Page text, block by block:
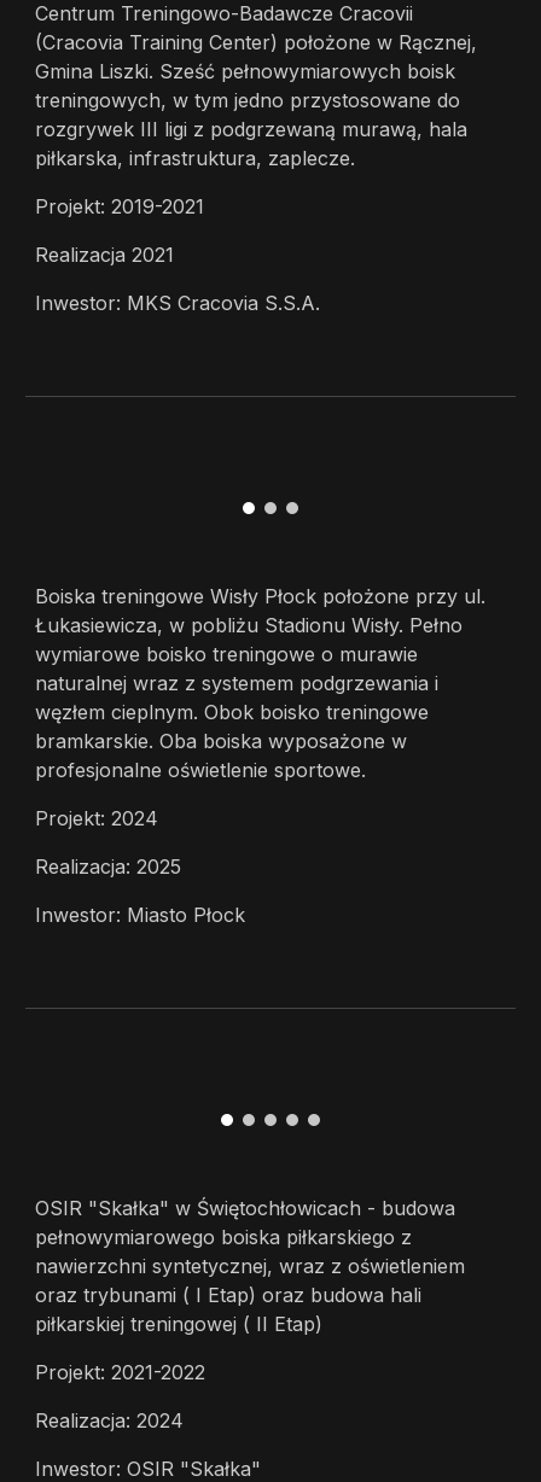
Centrum Treningowo-Badawcze Cracovii
(Cracovia Training Center) położone w Rącznej,
Gmina Liszki. Sześć pełnowymiarowych boisk
treningowych, w tym jedno przystosowane do
rozgrywek III ligi z podgrzewaną murawą, hala
piłkarska, infrastruktura, zaplecze.
Projekt: 2019-2021
Realizacja 2021
Inwestor: MKS Cracovia S.S.A.
Boiska treningowe Wisły Płock położone przy ul.
Łukasiewicza, w pobliżu Stadionu Wisły. Pełno
wymiarowe boisko treningowe o murawie
naturalnej wraz z systemem podgrzewania i
węzłem cieplnym. Obok boisko treningowe
bramkarskie. Oba boiska wyposażone w
profesjonalne oświetlenie sportowe.
Projekt: 2024
Realizacja: 2025
Inwestor: Miasto Płock
OSIR "Skałka" w Świętochłowicach - budowa
pełnowymiarowego boiska piłkarskiego z
nawierzchni syntetycznej, wraz z oświetleniem
oraz trybunami ( I Etap) oraz budowa hali
piłkarskiej treningowej ( II Etap)
Projekt: 2021-2022
Realizacja: 2024
Inwestor: OSIR "Skałka"